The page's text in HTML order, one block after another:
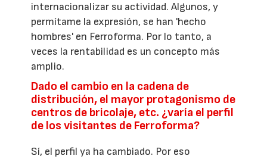
internacionalizar su actividad. Algunos, y
permítame la expresión, se han 'hecho
hombres' en Ferroforma. Por lo tanto, a
veces la rentabilidad es un concepto más
amplio.
Dado el cambio en la cadena de
distribución, el mayor protagonismo de
centros de bricolaje, etc. ¿varía el perfil
de los visitantes de Ferroforma?
Sí, el perfil ya ha cambiado. Por eso